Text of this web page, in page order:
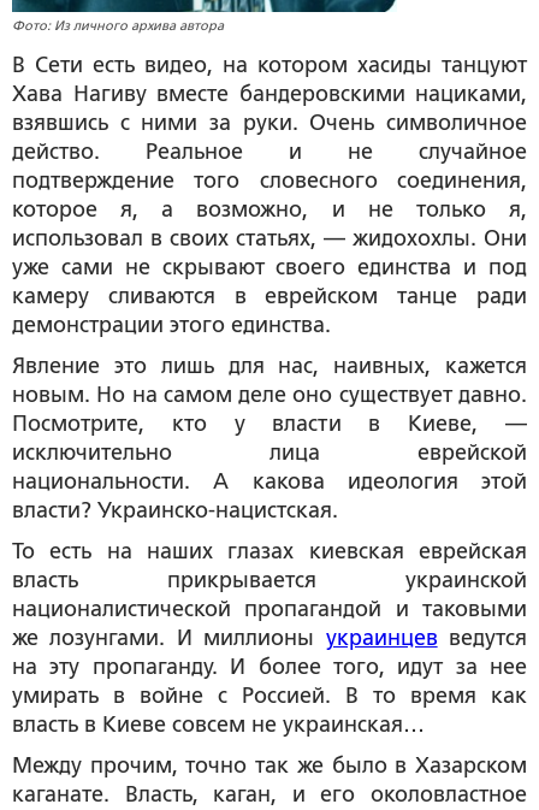
Фото: Из личного архива автора
В Сети есть видео, на котором хасиды танцуют
Хава Нагиву вместе бандеровскими нациками,
взявшись с ними за руки. Очень символичное
действо. Реальное и не случайное
подтверждение того словесного соединения,
которое я, а возможно, и не только я,
использовал в своих статьях, — жидохохлы. Они
уже сами не скрывают своего единства и под
камеру сливаются в еврейском танце ради
демонстрации этого единства.
Явление это лишь для нас, наивных, кажется
новым. Но на самом деле оно существует давно.
Посмотрите, кто у власти в Киеве, —
исключительно лица еврейской
национальности. А какова идеология этой
власти? Украинско-нацистская.
То есть на наших глазах киевская еврейская
власть прикрывается украинской
националистической пропагандой и таковыми
же лозунгами. И миллионы украинцев ведутся
на эту пропаганду. И более того, идут за нее
умирать в войне с Россией. В то время как
власть в Киеве совсем не украинская…
Между прочим, точно так же было в Хазарском
каганате. Власть, каган, и его околовластное